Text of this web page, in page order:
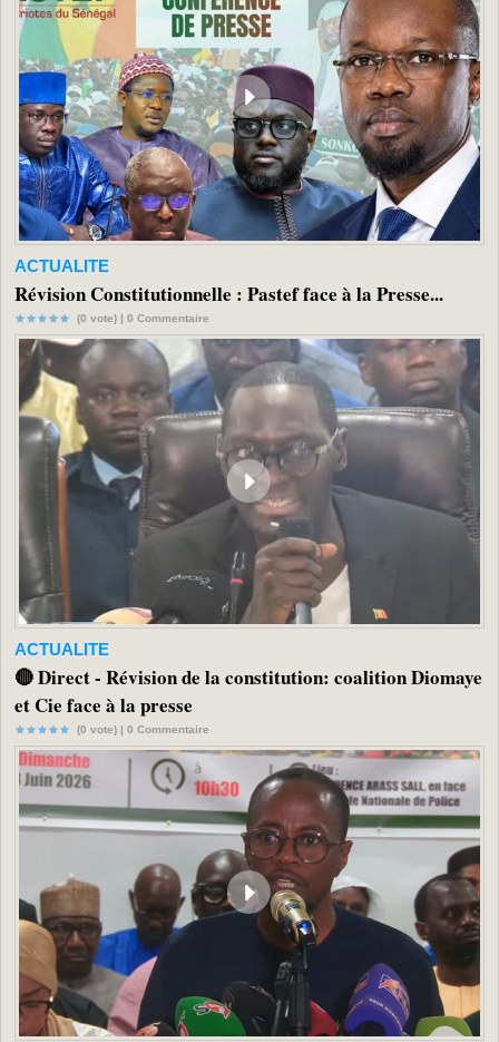
ACTUALITE
Révision Constitutionnelle : Pastef face à la Presse...
(0 vote) | 0 Commentaire
ACTUALITE
🔴 Direct - Révision de la constitution: coalition Diomaye
et Cie face à la presse
(0 vote) | 0 Commentaire